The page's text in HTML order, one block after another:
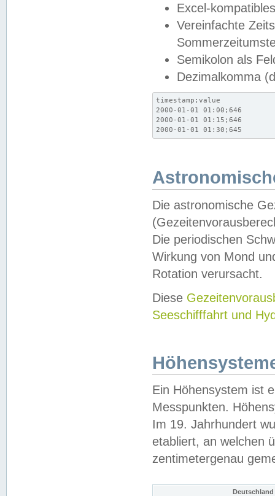
Excel-
Vereinfachte
Semikolon als
Dezimalkomma
timestamp;value
2000-01-01 01:00;646
2000-01-01 01:15;646
2000-01-01 01:30;645
Die astronomische
Die periodischen
Wirkung von Mond
Rotation verursacht.
Diese
Seeschifffahrt und
Ein Höhensystem ist
Messpunkten.
Im 19. Jahrhundert
etabliert, an welchen
zentimetergenau